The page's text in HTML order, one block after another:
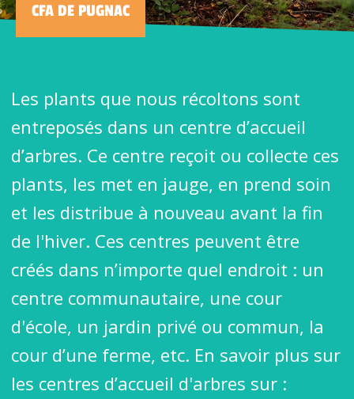
CFA DE PUGNAC
Les plants que nous récoltons sont
entreposés dans un centre d’accueil
d’arbres. Ce centre reçoit ou collecte ces
plants, les met en jauge, en prend soin
et les distribue à nouveau avant la fin
de l'hiver. Ces centres peuvent être
créés dans n’importe quel endroit : un
centre communautaire, une cour
d'école, un jardin privé ou commun, la
cour d’une ferme, etc. En savoir plus sur
les centres d’accueil d'arbres sur :